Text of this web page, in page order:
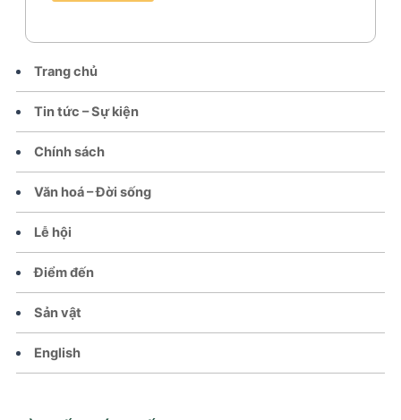
Trang chủ
Tin tức – Sự kiện
Chính sách
Văn hoá – Đời sống
Lễ hội
Điểm đến
Sản vật
English